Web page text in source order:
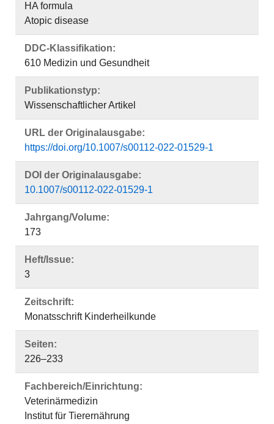
HA formula
Atopic disease
DDC-Klassifikation:
610 Medizin und Gesundheit
Publikationstyp:
Wissenschaftlicher Artikel
URL der Originalausgabe:
https://doi.org/10.1007/s00112-022-01529-1
DOI der Originalausgabe:
10.1007/s00112-022-01529-1
Jahrgang/Volume:
173
Heft/Issue:
3
Zeitschrift:
Monatsschrift Kinderheilkunde
Seiten:
226–233
Fachbereich/Einrichtung:
Veterinärmedizin
Institut für Tierernährung